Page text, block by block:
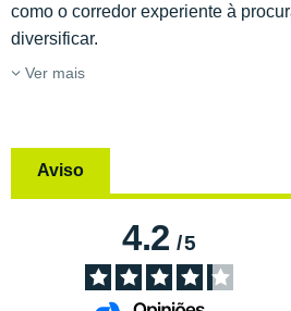
como o corredor experiente à
diversificar.
Ver mais
Aviso
4.2/5